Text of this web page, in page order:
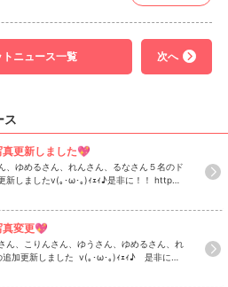
トニュース一覧 次へ
ス
真更新しました💖
、ゆめるさん、れんさん、るなさん５名のド
新しましたv(｡･ω･｡)ｨｪｨ♪是非に！！ http
takasaki/takasaki/takasaki_cute/ca
真変更💖
ん、こりんさん、ゆうさん、ゆめるさん、れ
追加更新しました v(｡･ω･｡)ｨｪｨ♪ 是非にチ
gunma/takasaki/takasaki/tak